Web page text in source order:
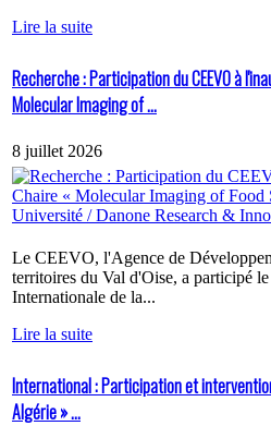
Lire la suite
Recherche : Participation du CEEVO à
Molecular Imaging of ...
8 juillet 2026
Le CEEVO, l'Agence de
territoires du Val d'Oise, a participé
Internationale de la...
Lire la suite
International : Participation et
Algérie » ...